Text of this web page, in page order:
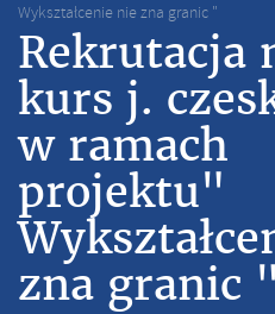
Wykształcenie nie zna granic "
Rekrutacja
kurs j.
w ramach
projektu"
zna granic "